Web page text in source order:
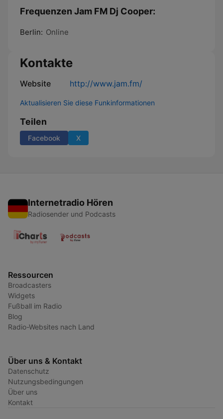
Frequenzen Jam FM Dj Cooper:
Berlin: Online
Kontakte
Website http://www.jam.fm/
Aktualisieren Sie diese Funkinformationen
Teilen
Facebook X
Internetradio Hören
Radiosender und Podcasts
Ressourcen
Broadcasters
Widgets
Fußball im Radio
Blog
Radio-Websites nach Land
Über uns & Kontakt
Datenschutz
Nutzungsbedingungen
Über uns
Kontakt